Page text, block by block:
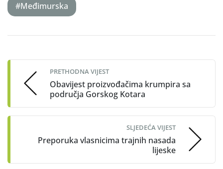
#Međimurska
navigation
PRETHODNA VIJEST
Obavijest proizvođačima krumpira sa
područja Gorskog Kotara
SLJEDEĆA VIJEST
Preporuka vlasnicima trajnih nasada
lijeske